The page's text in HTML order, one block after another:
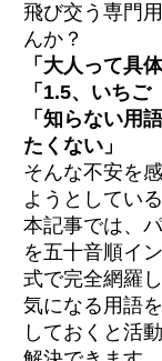
飛び交う専門
んか？
「大人って具
「1.5、いちご
「知らない用
たくない」
そんな不安を
ようとしてい
本記事では、
を五十音順イ
式で完全網羅し
気になる用語
しておくと活